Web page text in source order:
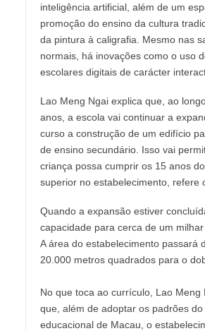
inteligência artificial, além de um
promoção do ensino da cultura
da pintura à caligrafia. Mesmo nas
normais, há inovações como o uso
escolares digitais de carácter
Lao Meng Ngai explica que, ao
anos, a escola vai continuar a
curso a construção de um edifício
de ensino secundário. Isso vai
criança possa cumprir os 15 anos
superior no estabelecimento, refere
Quando a expansão estiver
capacidade para cerca de um milhar
A área do estabelecimento passará
20.000 metros quadrados para o
No que toca ao currículo, Lao Meng
que, além de adoptar os padrões do
educacional de Macau, o